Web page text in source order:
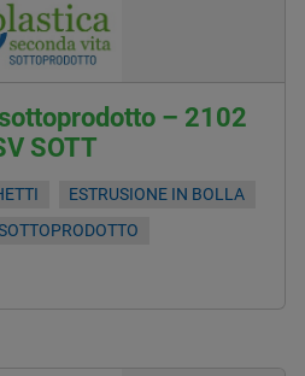
– 2102
SOTT
ESTRUSIONE IN BOLLA